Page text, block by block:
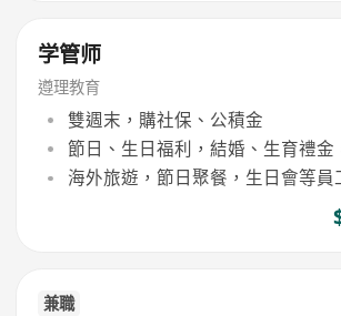
学管师
遵理教育
雙週末，購社保、公積金
節日、生日福利，結婚、生育禮金
海外旅遊，節日聚餐，生日會等員
兼職